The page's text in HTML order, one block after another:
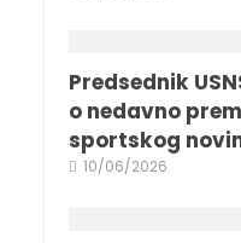
Predsednik
o nedavno
sportskog
10/06/2026